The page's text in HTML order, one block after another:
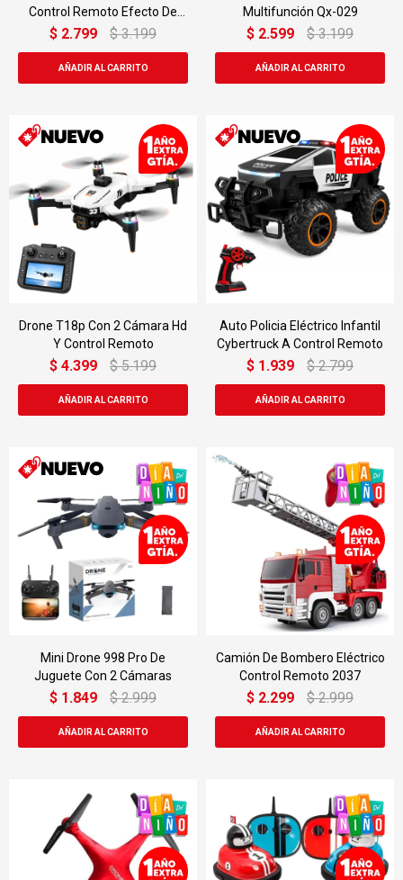
Control Remoto Efecto De
Humo Md910a
$ 2.799 $ 3.199
Multifunción Qx-029
$ 2.599 $ 3.199
Drone T18p Con 2 Cámara Hd
Y Control Remoto
$ 4.399 $ 5.199
Auto Policia Eléctrico Infantil
Cybertruck A Control Remoto
$ 1.939 $ 2.799
Mini Drone 998 Pro De
Juguete Con 2 Cámaras
$ 1.849 $ 2.999
Camión De Bombero Eléctrico
Control Remoto 2037
$ 2.299 $ 2.999